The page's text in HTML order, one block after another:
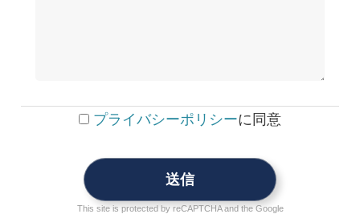
プライバシーポリシーに同意
This site is protected by reCAPTCHA and the Google